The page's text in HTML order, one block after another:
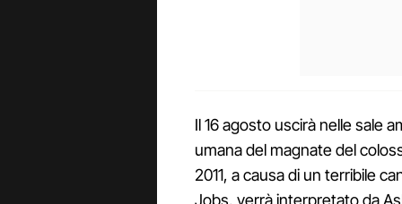
Il 16 agosto uscirà nelle sale
umana del magnate del
2011, a causa di un terribile
Jobs, verrà interpretato da